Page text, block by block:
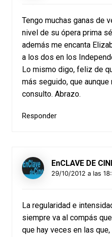
Tengo muchas ganas de
nivel de su ópera prima
además me encanta
a los dos en los
Lo mismo digo, feliz de
más seguido, que
consulto. Abrazo.
Responder
EnCLAVE DE
29/10/2012 a las
La regularidad e
siempre va al compás
que hay veces en las